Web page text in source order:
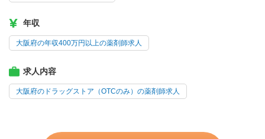
年収
大阪府の年収400万円以上の薬剤師求人
求人内容
大阪府のドラッグストア（OTCのみ）の薬剤師求人